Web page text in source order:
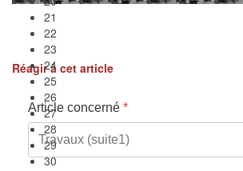
30
31
32
33
34
35
Réagir à cet article
Article concerné *